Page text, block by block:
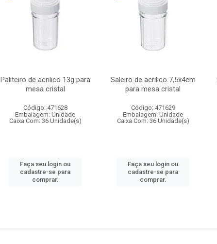
Paliteiro de acrilico 13g para
mesa cristal
Código: 471628
Embalagem: Unidade
Caixa Com: 36 Unidade(s)
Faça seu login ou
cadastre-se para
comprar.
Saleiro de acrilico 7,5x4cm
para mesa cristal
Código: 471629
Embalagem: Unidade
Caixa Com: 36 Unidade(s)
Faça seu login ou
cadastre-se para
comprar.